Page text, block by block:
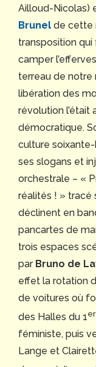
Ailloud-Nicolas)
Brunel de cette
transposition qui
camper
terreau de
libération des
révolution l’était
démocratique.
culture soixante-
ses slogans et
orchestrale – «
réalités ! » tracé
déclinent en
pancartes de
trois espaces
par Bruno de
effet la rotation
de voitures où
des Halles du 1er
féministe, puis
Lange et